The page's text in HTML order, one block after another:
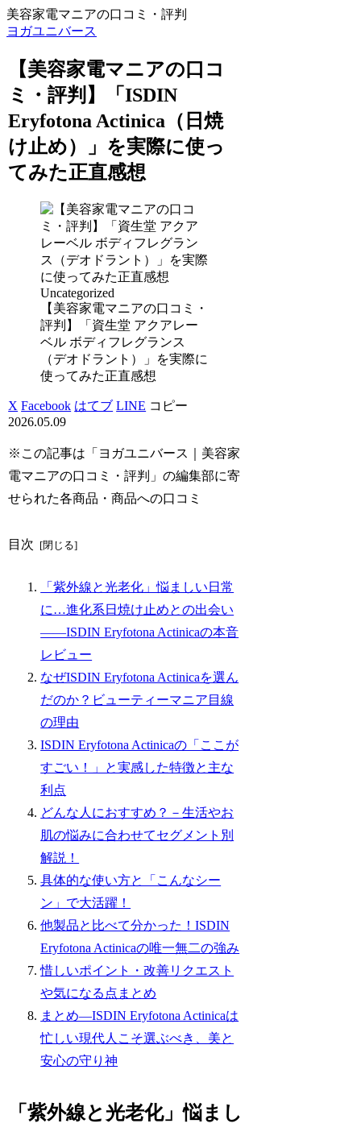
美容家電マニアの口コミ・評判
ヨガユニバース
【美容家電マニアの口コ
ミ・評判】「ISDIN
Eryfotona Actinica（日焼
け止め）」を実際に使っ
てみた正直感想
Uncategorized
【美容家電マニアの口コミ・
評判】「資生堂 アクアレー
ベル ボディフレグランス
（デオドラント）」を実際に
使ってみた正直感想
X Facebook はてブ LINE コピー
2026.05.09
※この記事は「ヨガユニバース｜美容家
電マニアの口コミ・評判」の編集部に寄
せられた各商品・商品への口コミ
目次
「紫外線と光老化」悩ましい日常
に…進化系日焼け止めとの出会い
――ISDIN Eryfotona Actinicaの本音
レビュー
なぜISDIN Eryfotona Actinicaを選ん
だのか？ビューティーマニア目線
の理由
ISDIN Eryfotona Actinicaの「ここが
すごい！」と実感した特徴と主な
利点
どんな人におすすめ？－生活やお
肌の悩みに合わせてセグメント別
解説！
具体的な使い方と「こんなシー
ン」で大活躍！
他製品と比べて分かった！ISDIN
Eryfotona Actinicaの唯一無二の強み
惜しいポイント・改善リクエスト
や気になる点まとめ
まとめ―ISDIN Eryfotona Actinicaは
忙しい現代人こそ選ぶべき、美と
安心の守り神
「紫外線と光老化」悩まし